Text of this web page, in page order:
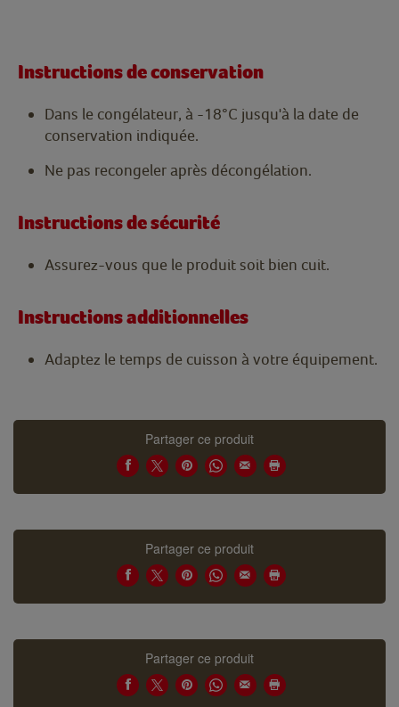
Instructions de conservation
Dans le congélateur, à -18°C jusqu'à la date de
conservation indiquée.
Ne pas recongeler après décongélation.
Instructions de sécurité
Assurez-vous que le produit soit bien cuit.
Instructions additionnelles
Adaptez le temps de cuisson à votre équipement.
Partager ce produit
Partager ce produit
Partager ce produit